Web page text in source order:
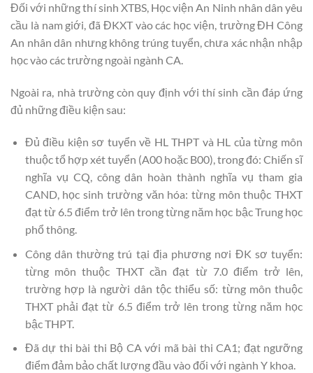
Đối với những thí sinh XTBS, Học viện An Ninh nhân dân yêu
cầu là nam giới, đã ĐKXT vào các học viện, trường ĐH Công
An nhân dân nhưng không trúng tuyển, chưa xác nhận nhập
học vào các trường ngoài ngành CA.
Ngoài ra, nhà trường còn quy định với thí sinh cần đáp ứng
đủ những điều kiện sau:
Đủ điều kiện sơ tuyển về HL THPT và HL của từng môn
thuộc tổ hợp xét tuyển (A00 hoặc B00), trong đó: Chiến sĩ
nghĩa vụ CQ, công dân hoàn thành nghĩa vụ tham gia
CAND, học sinh trường văn hóa: từng môn thuộc THXT
đạt từ 6.5 điểm trở lên trong từng năm học bậc Trung học
phổ thông.
Công dân thường trú tại địa phương nơi ĐK sơ tuyển:
từng môn thuộc THXT cần đạt từ 7.0 điểm trở lên,
trường hợp là người dân tộc thiểu số: từng môn thuộc
THXT phải đạt từ 6.5 điểm trở lên trong từng năm học
bậc THPT.
Đã dự thi bài thi Bộ CA với mã bài thi CA1; đạt ngưỡng
điểm đảm bảo chất lượng đầu vào đối với ngành Y khoa.